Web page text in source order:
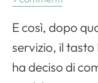
E così, dopo
servizio, il
ha deciso di